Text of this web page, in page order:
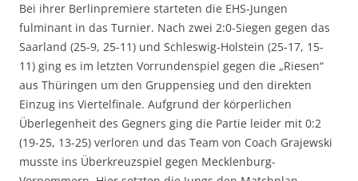
Bei ihrer Berlinpremiere starteten die EHS-Jungen
fulminant in das Turnier. Nach zwei 2:0-Siegen gegen das
Saarland (25-9, 25-11) und Schleswig-Holstein (25-17, 15-
11) ging es im letzten Vorrundenspiel gegen die „Riesen“
aus Thüringen um den Gruppensieg und den direkten
Einzug ins Viertelfinale. Aufgrund der körperlichen
Überlegenheit des Gegners ging die Partie leider mit 0:2
(19-25, 13-25) verloren und das Team von Coach Grajewski
musste ins Überkreuzspiel gegen Mecklenburg-